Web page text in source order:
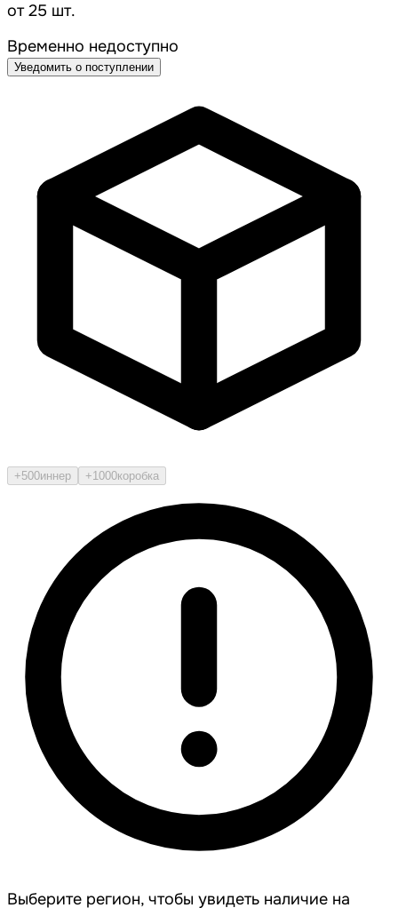
от 25 шт.
Временно недоступно
Уведомить о поступлении
+500иннер +1000коробка
Выберите регион, чтобы увидеть наличие на